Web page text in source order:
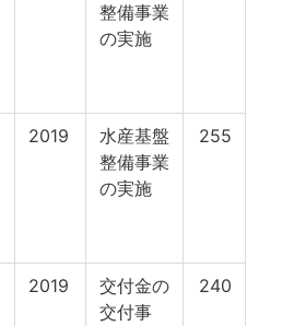
整備事業
の実施
2019
水産基盤
整備事業
の実施
255
2019
交付金の
交付事
240